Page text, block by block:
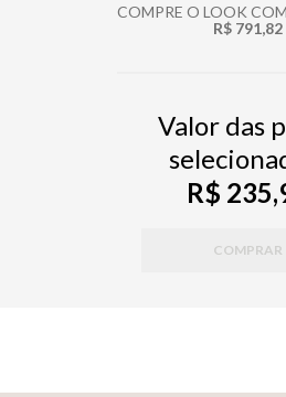
COMPRE O LOOK
R$ 791,82
Valor das
R$
COMPRAR